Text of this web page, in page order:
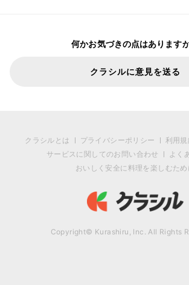
何かお気づきの点はあります
クラシルに意見を送る
クラシルとは プライバシーポリシー 利用規
サービスに関してのお問い合わせ
よく
おいしく安全に料理を楽しむため
Copyright© Kurashiru, Inc. All Rights